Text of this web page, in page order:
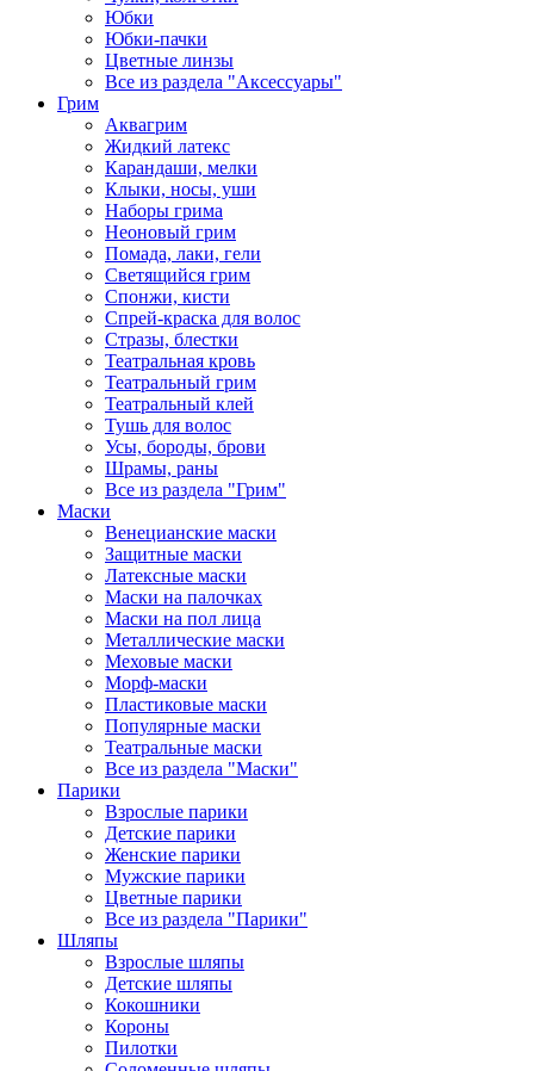
Юбки
Юбки-пачки
Цветные линзы
Все из раздела "Аксессуары"
Грим
Аквагрим
Жидкий латекс
Карандаши, мелки
Клыки, носы, уши
Наборы грима
Неоновый грим
Помада, лаки, гели
Светящийся грим
Спонжи, кисти
Спрей-краска для волос
Стразы, блестки
Театральная кровь
Театральный грим
Театральный клей
Тушь для волос
Усы, бороды, брови
Шрамы, раны
Все из раздела "Грим"
Маски
Венецианские маски
Защитные маски
Латексные маски
Маски на палочках
Маски на пол лица
Металлические маски
Меховые маски
Морф-маски
Пластиковые маски
Популярные маски
Театральные маски
Все из раздела "Маски"
Парики
Взрослые парики
Детские парики
Женские парики
Мужские парики
Цветные парики
Все из раздела "Парики"
Шляпы
Взрослые шляпы
Детские шляпы
Кокошники
Короны
Пилотки